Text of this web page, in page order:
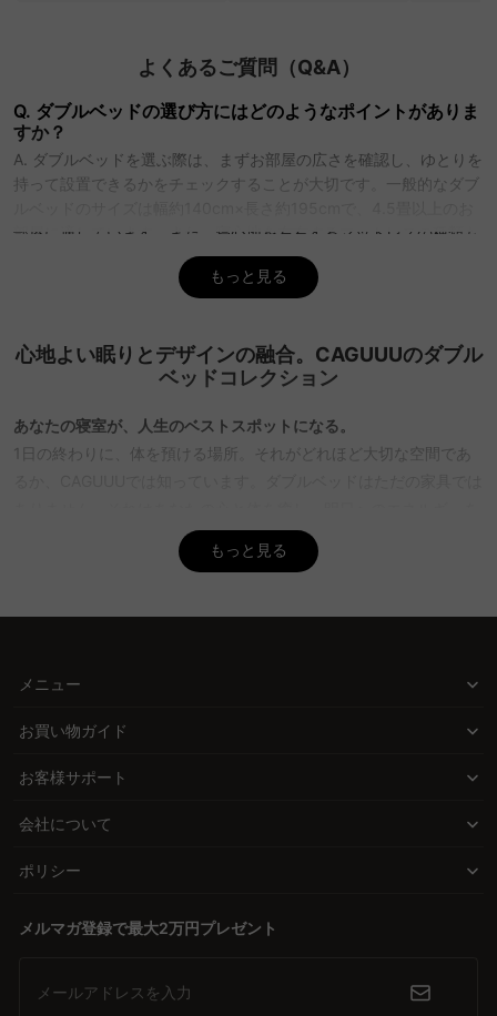
よくあるご質問（Q&A）
Q. ダブルベッドの選び方にはどのようなポイントがありま
すか？
A. ダブルベッドを選ぶ際は、まずお部屋の広さを確認し、ゆとりを
持って設置できるかをチェックすることが大切です。一般的なダブ
部屋に適しています。また、寝心地を左右するマットレスの種類も
重要です。しっかりとした寝心地がお好みの方にはボンネルコイ
ル、体にフィットする柔らかさを求める方にはポケットコイルがお
品質保証付きで安心してお選びいただけます。
Q. ダブルベッドを購入する際に注意すべき点は何ですか？
A. ダブルベッドをご購入される際には、使用人数や寝返りのしやす
さを考慮することが重要です。お二人でお使いになる場合、お一人
らしやすさに直結します。CAGUUUでは、こうした便利な機能を備
えたベッドフレームを豊富に取り揃えておりますので、お部屋や用
A. マットレス選びでは、体型やお好みの硬さに合っているかがとて
特徴で、ポケットコイルは体のラインに沿ってフィットし、横向き
スを取り揃えており、すべて5年品質保証付きで安心してお選びい
A. ダブルベッドを快適に設置するには、最低でも4.5畳ほどの広さ
後のお部屋が理想的です。空間をより有効に使いたい場合は、収納
アイテムやベッドアクセサリーを豊富に取り揃えており、快適な寝
もっと見る
心地よい眠りとデザインの融合。CAGUUUのダブル
ベッドコレクション
あなたの寝室が、人生のベストスポットになる。
1日の終わりに、体を預ける場所。それがどれほど大切な空間であ
育む場所です。CAGUUUのダブルベッドコレクションは、快適さと
美しさを兼ね備えた新しい基準で、あなたの寝室を特別な空間に変
はすぐ壊れる」――そんなジレンマを抱えたことはありませんか？
CAGUUUのダブルベッドは、北欧モダン、ヴィンテージ、ナチュラ
設定で高いコストパフォーマンスを実現。あなたの理想の寝室を、
#### スペースを最大限に活かすコンパクト設計 4.5畳から設置可
んな間取りでも、CAGUUUのダブルベッドなら理想のレイアウトが
っきりさせたり、すのこ仕様で通気性を確保したり。さらに、コン
もっと見る
メニュー
お買い物ガイド
お客様サポート
会社について
ポリシー
メルマガ登録で最大2万円プレゼント
メールアドレスを入力